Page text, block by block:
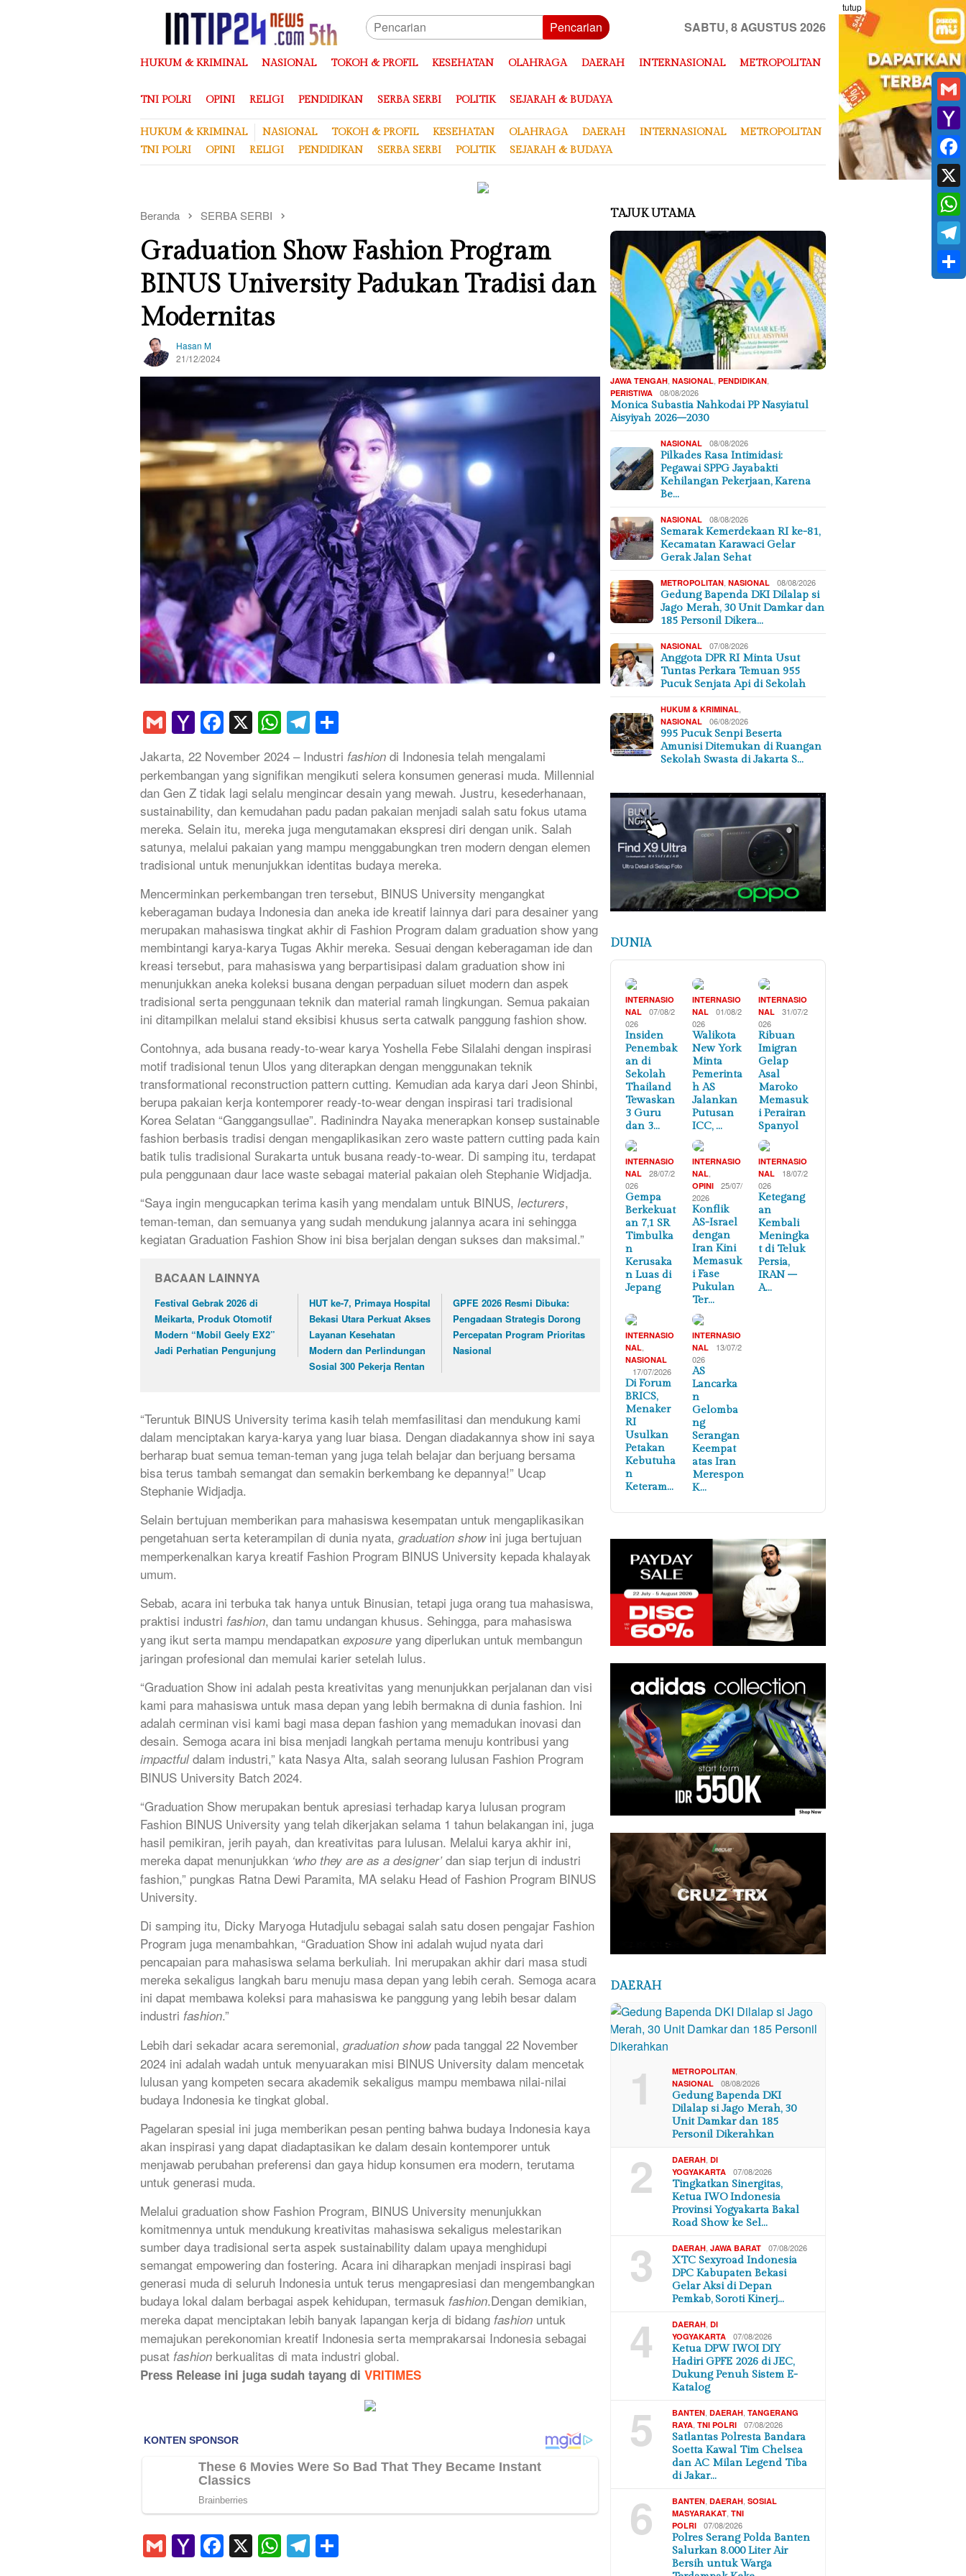
tutup
Pencarian SABTU, 8 AGUSTUS 2026
HUKUM & KRIMINAL NASIONAL TOKOH & PROFIL KESEHATAN OLAHRAGA DAERAH INTERNASIONAL METROPOLITAN
TNI POLRI OPINI RELIGI PENDIDIKAN SERBA SERBI POLITIK SEJARAH & BUDAYA
HUKUM & KRIMINAL NASIONAL TOKOH & PROFIL KESEHATAN OLAHRAGA DAERAH INTERNASIONAL
METROPOLITAN
TNI POLRI
OPINI RELIGI PENDIDIKAN SERBA SERBI POLITIK SEJARAH & BUDAYA
Beranda SERBA SERBI
Graduation Show Fashion Program
BINUS University Padukan Tradisi dan
Modernitas
Hasan M
21/12/2024
GmailYahoo
Mail
Facebook
X WhatsApp
Telegram
Jakarta, 22 November 2024 – Industri fashion di Indonesia telah mengalami
perkembangan yang signifikan mengikuti selera konsumen generasi muda. Millennial
dan Gen Z tidak lagi selalu mengincar desain yang mewah. Justru, kesederhanaan,
sustainability, dan kemudahan padu padan pakaian menjadi salah satu fokus utama
mereka. Selain itu, mereka juga mengutamakan ekspresi diri dengan unik. Salah
satunya, melalui pakaian yang mampu menggabungkan tren modern dengan elemen
tradisional untuk menunjukkan identitas budaya mereka.
Mencerminkan perkembangan tren tersebut, BINUS University mengangkat
keberagaman budaya Indonesia dan aneka ide kreatif lainnya dari para desainer yang
merupakan mahasiswa tingkat akhir di Fashion Program dalam graduation show yang
membintangi karya-karya Tugas Akhir mereka. Sesuai dengan keberagaman ide dan
kreasi tersebut, para mahasiswa yang berpartisipasi dalam graduation show ini
menunjukkan aneka koleksi busana dengan perpaduan siluet modern dan aspek
tradisional serta penggunaan teknik dan material ramah lingkungan. Semua pakaian
ini ditampilkan melalui stand eksibisi khusus serta catwalk panggung fashion show.
Contohnya, ada busana ready-to-wear karya Yoshella Febe Silalahi dengan inspirasi
motif tradisional tenun Ulos yang diterapkan dengan menggunakan teknik
transformational reconstruction pattern cutting. Kemudian ada karya dari Jeon Shinbi,
berupa pakaian kerja kontemporer ready-to-wear dengan inspirasi tari tradisional
Korea Selatan “Ganggangsullae”. Radinindra Nayaka menerapkan konsep sustainable
fashion berbasis tradisi dengan mengaplikasikan zero waste pattern cutting pada kain
batik tulis tradisional Surakarta untuk busana ready-to-wear. Di samping itu, terdapat
pula penggunaan daur lace waste sebagai material pakaian oleh Stephanie Widjadja.
“Saya ingin mengucapkan terima kasih yang mendalam untuk BINUS, lecturers,
teman-teman, dan semuanya yang sudah mendukung jalannya acara ini sehingga
kegiatan Graduation Fashion Show ini bisa berjalan dengan sukses dan maksimal.”
BACAAN LAINNYA
Festival Gebrak 2026 di
Meikarta, Produk Otomotif
Modern “Mobil Geely EX2”
Jadi Perhatian Pengunjung
HUT ke-7, Primaya Hospital
Bekasi Utara Perkuat Akses
Layanan Kesehatan
Modern dan Perlindungan
Sosial 300 Pekerja Rentan
GPFE 2026 Resmi Dibuka:
Pengadaan Strategis Dorong
Percepatan Program Prioritas
Nasional
“Teruntuk BINUS University terima kasih telah memfasilitasi dan mendukung kami
dalam menciptakan karya-karya yang luar biasa. Dengan diadakannya show ini saya
berharap buat semua teman-teman yang juga telah belajar dan berjuang bersama
bisa terus tambah semangat dan semakin berkembang ke depannya!” Ucap
Stephanie Widjadja.
Selain bertujuan memberikan para mahasiswa kesempatan untuk mengaplikasikan
pengetahuan serta keterampilan di dunia nyata, graduation show ini juga bertujuan
memperkenalkan karya kreatif Fashion Program BINUS University kepada khalayak
umum.
Sebab, acara ini terbuka tak hanya untuk Binusian, tetapi juga orang tua mahasiswa,
praktisi industri fashion, dan tamu undangan khusus. Sehingga, para mahasiswa
yang ikut serta mampu mendapatkan exposure yang diperlukan untuk membangun
jaringan profesional dan memulai karier setelah lulus.
“Graduation Show ini adalah pesta kreativitas yang menunjukkan perjalanan dan visi
kami para mahasiswa untuk masa depan yang lebih bermakna di dunia fashion. Ini
adalah cerminan visi kami bagi masa depan fashion yang memadukan inovasi dan
desain. Semoga acara ini bisa menjadi langkah pertama menuju kontribusi yang
impactfuldalam industri,” kata Nasya Alta, salah seorang lulusan Fashion Program
BINUS University Batch 2024.
“Graduation Show merupakan bentuk apresiasi terhadap karya lulusan program
Fashion BINUS University yang telah dikerjakan selama 1 tahun belakangan ini, juga
hasil pemikiran, jerih payah, dan kreativitas para lulusan. Melalui karya akhir ini,
mereka dapat menunjukkan ‘who they are as a designer’dan siap terjun di industri
fashion,” pungkas Ratna Dewi Paramita, MA selaku Head of Fashion Program BINUS
University.
Di samping itu, Dicky Maryoga Hutadjulu sebagai salah satu dosen pengajar Fashion
Program juga menambahkan, “Graduation Show ini adalah wujud nyata dari
pencapaian para mahasiswa selama berkuliah. Ini merupakan akhir dari masa studi
mereka sekaligus langkah baru menuju masa depan yang lebih cerah. Semoga acara
ini dapat membawa koleksi para mahasiswa ke panggung yang lebih besar dalam
industri fashion.”
Lebih dari sekadar acara seremonial, graduation showpada tanggal 22 November
2024 ini adalah wadah untuk menyuarakan misi BINUS University dalam mencetak
lulusan yang kompeten secara akademik sekaligus mampu membawa nilai-nilai
budaya Indonesia ke tingkat global.
Pagelaran spesial ini juga memberikan pesan penting bahwa budaya Indonesia kaya
akan inspirasi yang dapat diadaptasikan ke dalam desain kontemporer untuk
menjawab perubahan preferensi dan gaya hidup konsumen era modern, terutama
untuk generasi muda.
Melalui graduation show Fashion Program, BINUS University menunjukkan
komitmennya untuk mendukung kreativitas mahasiswa sekaligus melestarikan
sumber daya tradisional serta aspek sustainability dalam upaya menghidupi
semangat empowering dan fostering. Acara ini diharapkan menjadi inspirasi bagi
generasi muda di seluruh Indonesia untuk terus mengapresiasi dan mengembangkan
budaya lokal dalam berbagai aspek kehidupan, termasuk fashion.Dengan demikian,
mereka dapat menciptakan lebih banyak lapangan kerja di bidang fashion untuk
memajukan perekonomian kreatif Indonesia serta memprakarsai Indonesia sebagai
pusat fashion berkualitas di mata industri global.
Press Release ini juga sudah tayang di VRITIMES
GmailYahooFacebook
X WhatsApp
Telegram
TAJUK UTAMA
JAWA TENGAH ,NASIONAL ,PENDIDIKAN
PERISTIWA 08/08/2026
Monica Subastia Nahkodai PP Nasyiatul
Aisyiyah 2026–2030
NASIONAL 08/08/2026
Pilkades Rasa Intimidasi:
Pegawai SPPG Jayabakti
Kehilangan Pekerjaan, Karena
Be…
NASIONAL 08/08/2026
Semarak Kemerdekaan RI ke-81,
Kecamatan Karawaci Gelar
Gerak Jalan Sehat
METROPOLITAN ,NASIONAL 08/08/2026
Gedung Bapenda DKI Dilalap si
Jago Merah, 30 Unit Damkar dan
185 Personil Dikera…
NASIONAL 07/08/2026
Anggota DPR RI Minta Usut
Tuntas Perkara Temuan 955
Pucuk Senjata Api di Sekolah
HUKUM & KRIMINAL
NASIONAL 06/08/2026
995 Pucuk Senpi Beserta
Amunisi Ditemukan di Ruangan
Sekolah Swasta di Jakarta S…
DUNIA
INTERNASIO
NAL
07/08/2
026
Insiden
Penembak
an di
Sekolah
Thailand
Tewaskan
3 Guru
dan 3…
INTERNASIO
NAL
01/08/2
026
Walikota
New York
Minta
Pemerinta
h AS
Jalankan
Putusan
ICC, …
INTERNASIO
NAL
31/07/2
026
Ribuan
Imigran
Gelap
Asal
Maroko
Memasuk
i Perairan
Spanyol
INTERNASIO
NAL
28/07/2
026
Gempa
Berkekuat
an 7,1 SR
Timbulka
n
Kerusaka
n Luas di
Jepang
INTERNASIO
NAL,
OPINI
25/07/
2026
Konflik
AS-Israel
dengan
Iran Kini
Memasuk
i Fase
Pukulan
Ter…
INTERNASIO
NAL
18/07/2
026
Ketegang
an
Kembali
Meningka
t di Teluk
Persia,
IRAN –
A…
INTERNASIO
NAL
NASIONAL
17/07/2026
Di Forum
BRICS,
Menaker
RI
Usulkan
Petakan
Kebutuha
n
Keteram…
INTERNASIO
NAL
13/07/2
026
AS
Lancarka
n
Gelomba
ng
Serangan
Keempat
atas Iran
Merespon
K…
DAERAH
1 METROPOLITAN
NASIONAL 08/08/2026
Gedung Bapenda DKI
Dilalap si Jago Merah, 30
Unit Damkar dan 185
Personil Dikerahkan
2 DAERAH ,DI
YOGYAKARTA
07/08/2026
Tingkatkan Sinergitas,
Ketua IWO Indonesia
Provinsi Yogyakarta Bakal
Road Show ke Sel…
3 DAERAH ,JAWA BARAT 07/08/2026
XTC Sexyroad Indonesia
DPC Kabupaten Bekasi
Gelar Aksi di Depan
Pemkab, Soroti Kinerj…
4 DAERAH ,DI
YOGYAKARTA
07/08/2026
Ketua DPW IWOI DIY
Hadiri GPFE 2026 di JEC,
Dukung Penuh Sistem E-
Katalog
5 BANTEN ,DAERAH ,TANGERANG
RAYA ,TNI POLRI 07/08/2026
Satlantas Polresta Bandara
Soetta Kawal Tim Chelsea
dan AC Milan Legend Tiba
di Jakar…
6 BANTEN ,DAERAH ,SOSIAL
MASYARAKAT ,TNI
POLRI
07/08/2026
Polres Serang Polda Banten
Salurkan 8.000 Liter Air
Bersih untuk Warga
Mail
X